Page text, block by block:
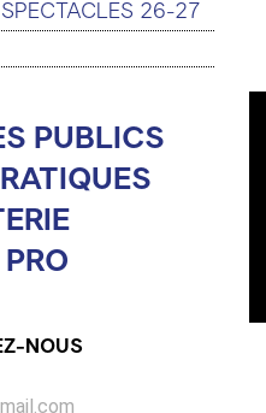
SPECTACLES 26-27
PUBLICS
PRO
NOUS